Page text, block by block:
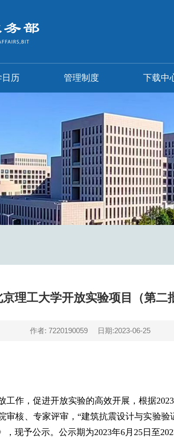
历 管理制度 下载中
理工大学开放实验项目（第二
作者: 7220190059 日期:2023-06-25
工作，促进开放实验的高效开展，根据
核、专家评审，“建筑抗震设计与实验验
现予公示。公示期为2023年6月25日至